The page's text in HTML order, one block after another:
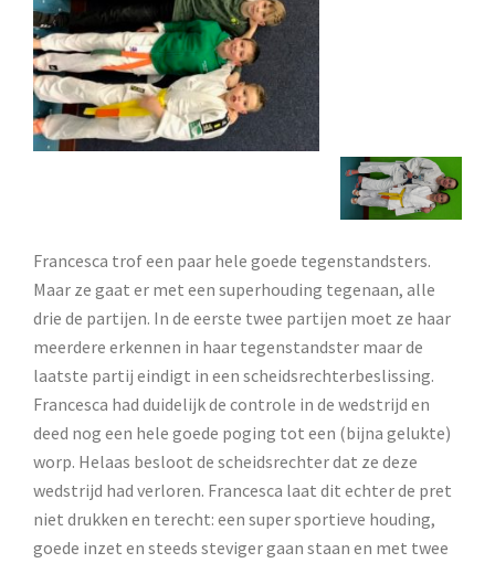
Francesca trof een paar hele goede tegenstandsters.
Maar ze gaat er met een superhouding tegenaan, alle
drie de partijen. In de eerste twee partijen moet ze haar
meerdere erkennen in haar tegenstandster maar de
laatste partij eindigt in een scheidsrechterbeslissing.
Francesca had duidelijk de controle in de wedstrijd en
deed nog een hele goede poging tot een (bijna gelukte)
worp. Helaas besloot de scheidsrechter dat ze deze
wedstrijd had verloren. Francesca laat dit echter de pret
niet drukken en terecht: een super sportieve houding,
goede inzet en steeds steviger gaan staan en met twee